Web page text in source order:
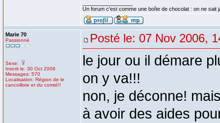
Un forum c'est comme une boîte de chocolat : on ne sait
Marie 70
Passionné
Sexe:
Inscrit le: 30 Oct 2006
Messages: 570
Localisation: Région de le
cancoillote et du comté!!
Posté le: 07 Nov 2006,
le jour ou il démare
on y va!!!
non, je déconne!
à avoir des aides